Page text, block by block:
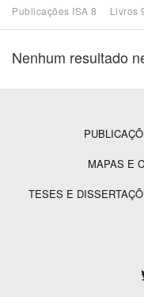
Tema
Subtema
Publicações ISA 8 Livros
Nenhum resultado
RodapéMAPAS E
TESES E